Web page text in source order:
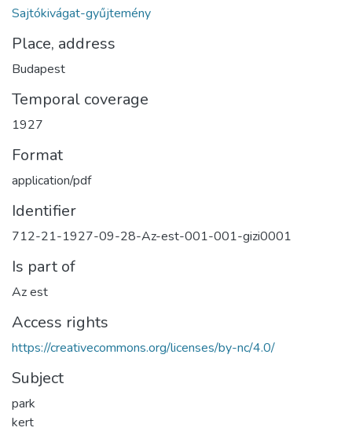
Sajtókivágat-gyűjtemény
Place, address
Budapest
Temporal coverage
1927
Format
application/pdf
Identifier
712-21-1927-09-28-Az-est-001-001-gizi0001
Is part of
Az est
Access rights
https://creativecommons.org/licenses/by-nc/4.0/
Subject
park
kert